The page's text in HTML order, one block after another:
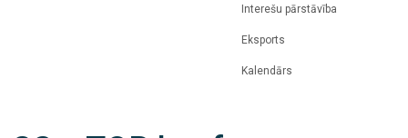
Interešu pārstāvība
Eksports
Kalendārs